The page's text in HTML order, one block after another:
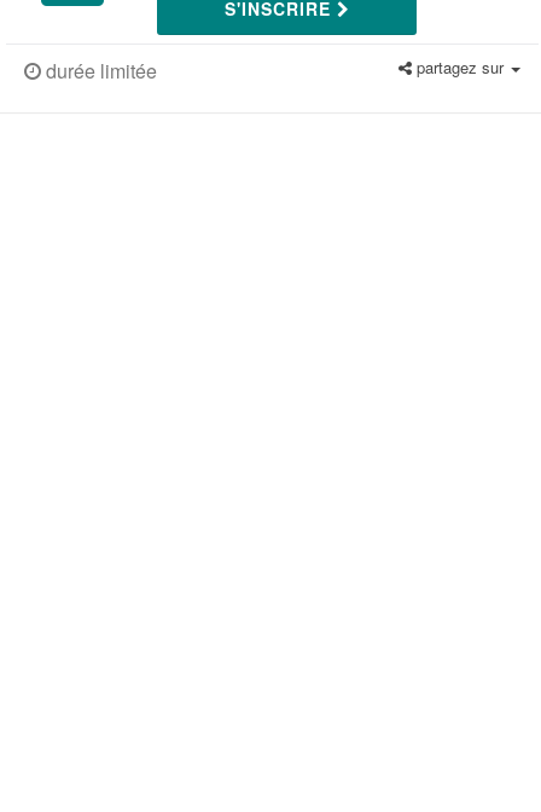
S'INSCRIRE
durée limitée partagez sur